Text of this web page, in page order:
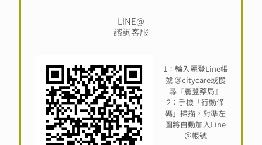
LINE@
諮詢客服
1：輪入麗登Line帳
號 ＠citycare或搜
尋『麗登藥局』
2：手機「行動條
碼」掃描，對準左
圖將自動加入Line
＠帳號